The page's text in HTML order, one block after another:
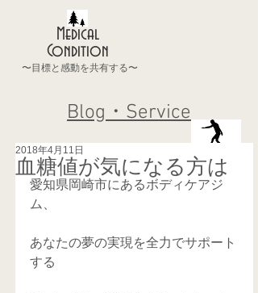
Medical
Condition
〜目標と感動を共有する〜
Blog・Service
血糖値が気になる方は
2018年4月11日
愛知県岡崎市にあるボディケアジ
ム、
あなたの夢の実現を全力でサポート
する